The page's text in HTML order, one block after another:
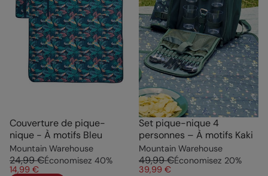
Couverture de pique-
nique - À motifs Bleu
Mountain Warehouse
24,99 €Économisez 40%
14,99 €
Set pique-nique 4
personnes – À motifs Kaki
Mountain Warehouse
49,99 €Économisez 20%
39,99 €